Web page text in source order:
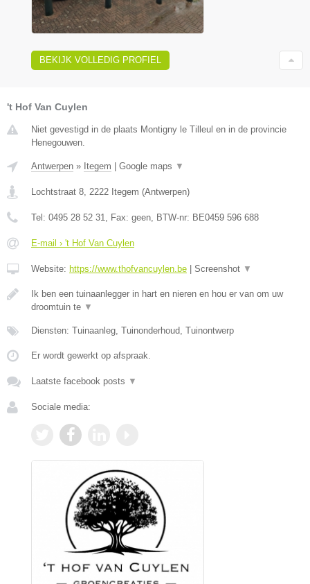
BEKIJK VOLLEDIG PROFIEL
't Hof Van Cuylen
Niet gevestigd in de plaats Montigny le Tilleul en in de provincie
Henegouwen.
Antwerpen » Itegem Google maps ▼
Lochtstraat 8, 2222 Itegem (Antwerpen)
Tel: 0495 28 52 31, Fax: geen, BTW-nr: BE0459 596 688
E-mail › 't Hof Van Cuylen
Website: https://www.thofvancuylen.be Screenshot ▼
Ik ben een tuinaanlegger in hart en nieren en hou er van om uw
droomtuin te ▼
Diensten: Tuinaanleg, Tuinonderhoud, Tuinontwerp
Er wordt gewerkt op afspraak.
Laatste facebook posts ▼
Sociale media: